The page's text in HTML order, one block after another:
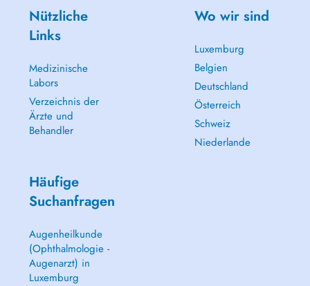
Nützliche
Links
Medizinische
Labors
Verzeichnis der
Ärzte und
Behandler
Wo wir sind
Luxemburg
Belgien
Deutschland
Österreich
Schweiz
Niederlande
Häufige
Suchanfragen
Augenheilkunde
(Ophthalmologie -
Augenarzt) in
Luxemburg